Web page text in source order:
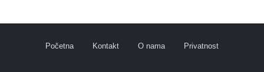
Početna Kontakt O nama Privatnost